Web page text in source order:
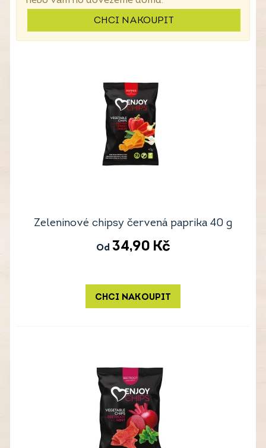
CHCI NAKOUPIT
Zeleninové chipsy červená paprika 40 g
Od 34,90 Kč
CHCI NAKOUPIT